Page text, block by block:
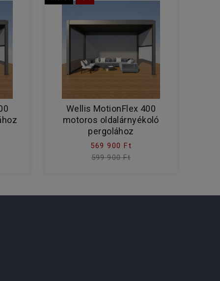
Wellis MotionFlex 400
motoros oldalárnyékoló
pergolához
569 900 Ft
599 900 Ft